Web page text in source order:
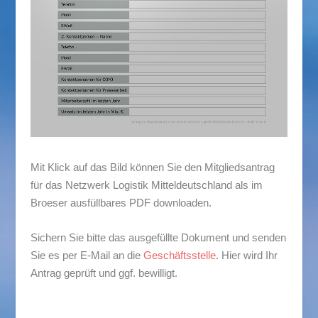
Mit Klick auf das Bild können Sie den Mitgliedsantrag
für das Netzwerk Logistik Mitteldeutschland als im
Broeser ausfüllbares PDF downloaden.
Sichern Sie bitte das ausgefüllte Dokument und senden
Sie es per E-Mail an die Geschäftsstelle. Hier wird Ihr
Antrag geprüft und ggf. bewilligt.